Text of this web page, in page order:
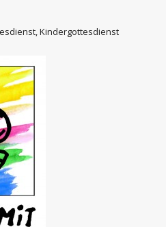
,Kindergottesdienst